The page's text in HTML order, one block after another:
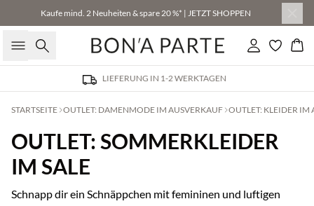
Kaufe mind. 2 Neuheiten & spare 20 %* | JETZT SHOPPEN
Suche Einloggen
30 TAGE RÜCKGABERECHT
STARTSEITE OUTLET: DAMENMODE IM AUSVERKAUF OUTLET: KLEIDER IM
OUTLET: SOMMERKLEIDER
IM SALE
Schnapp dir ein Schnäppchen mit femininen und luftigen